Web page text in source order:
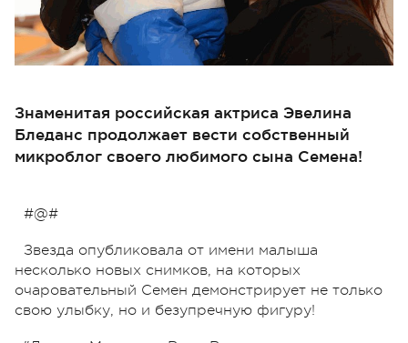
Знаменитая российская актриса Эвелина
Бледанс продолжает вести собственный
микроблог своего любимого сына Семена!
#@#
Звезда опубликовала от имени малыша
несколько новых снимков, на которых
очаровательный Семен демонстрирует не только
свою улыбку, но и безупречную фигуру!